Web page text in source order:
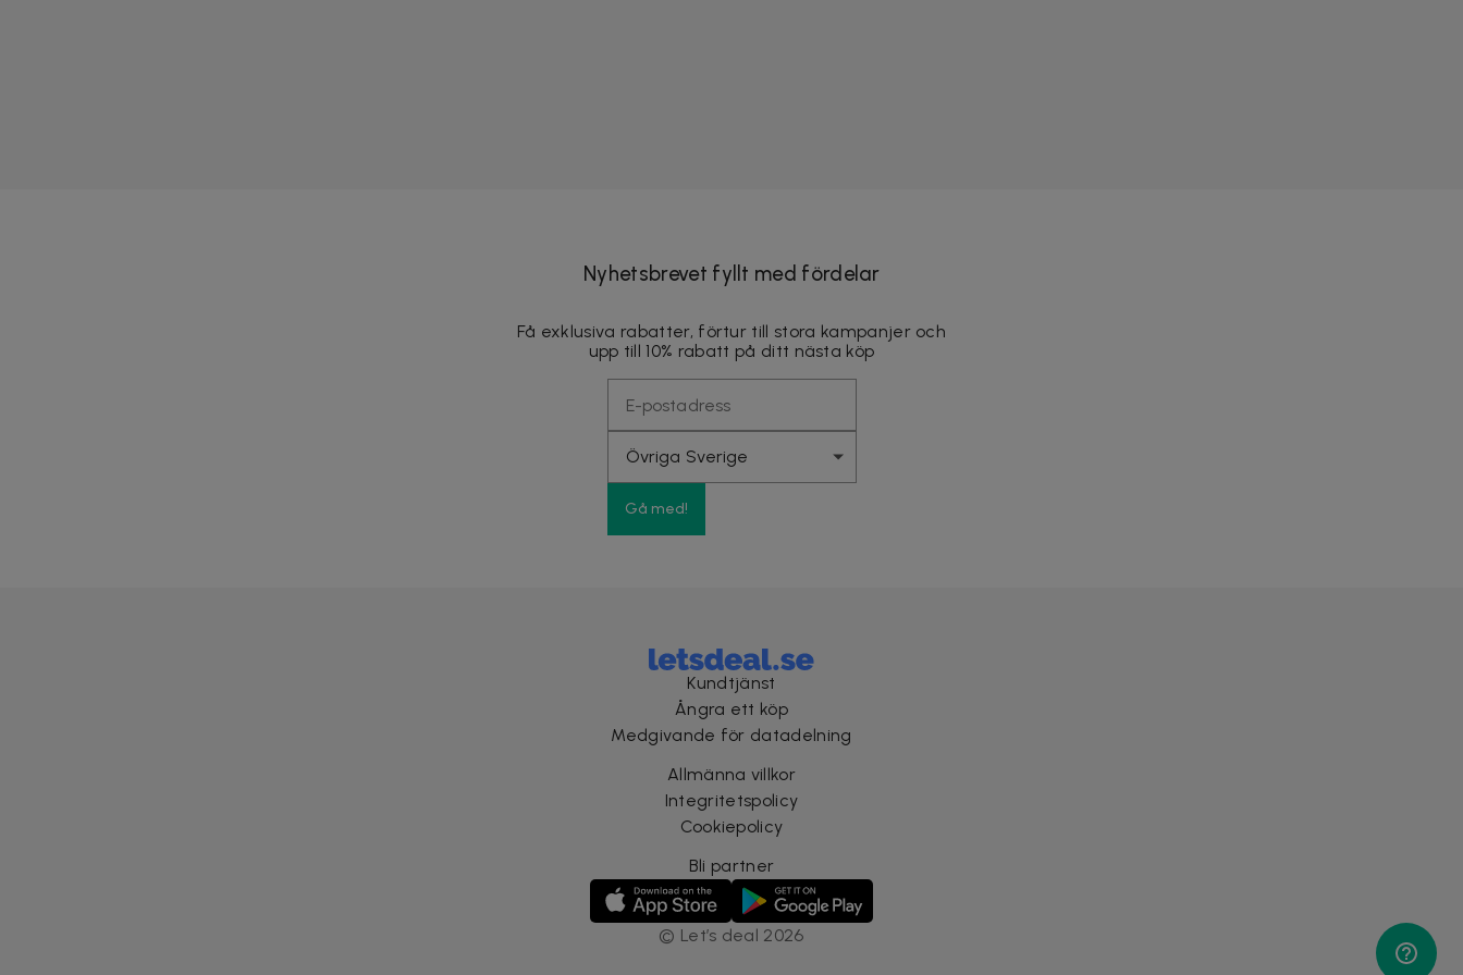
Nyhetsbrevet fyllt med fördelar
Få exklusiva rabatter, förtur till stora kampanjer och
upp till 10% rabatt på ditt nästa köp
Gå med!
Kundtjänst
Ångra ett köp
Medgivande för datadelning
Allmänna villkor
Integritetspolicy
Cookiepolicy
Bli partner
© Let’s deal 2026